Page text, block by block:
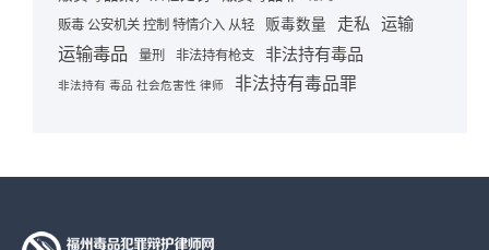
贩毒 公安机关 控制 特情介入 从轻
贩毒数量 走私 运输
运输毒品 量刑 非法持有枪支 非法持有毒品
非法持有 毒品 社会危害性 律师 非法持有毒品罪